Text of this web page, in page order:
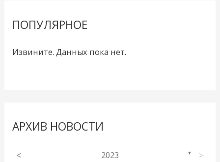
ПОПУЛЯРНОЕ
Извините. Данных пока нет.
АРХИВ НОВОСТИ
< 2023 ▼ >